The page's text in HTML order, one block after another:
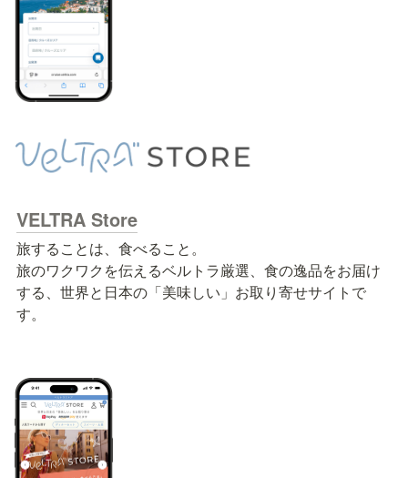
VELTRA Store
旅することは、食べること。
旅のワクワクを伝えるベルトラ厳選、食の逸品をお届け
する、世界と日本の「美味しい」お取り寄せサイトで
す。